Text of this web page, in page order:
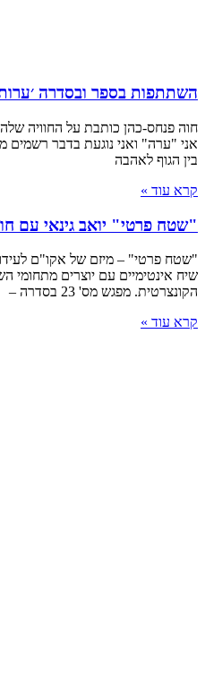
השתתפות בספר ובסדרה
חוה פנחס-כהן כותבת על החוויה
אני "ערה" ואני נוגעת בדבר רשמים
בין הגוף לאהבה
קרא עוד »
"שטח פרטי" יואב גינאי עם
"שטח פרטי" – מיזם של אקו"ם
שיח אינטימיים עם יוצרים מתחומי
הקונצרטית. מפגש מס' 23 בסדרה –
קרא עוד »